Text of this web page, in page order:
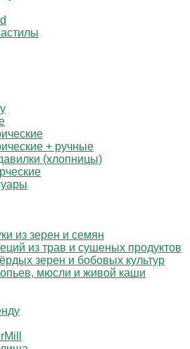
+ ручные
(хлопницы)
из зерен и семян
из трав и сушеных продуктов
зерен и бобовых культур
мюсли и живой каши